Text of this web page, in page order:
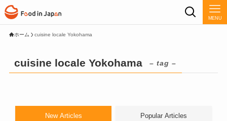
MENU
ホーム cuisine locale Yokohama
cuisine locale Yokohama – tag –
New Articles Popular Articles